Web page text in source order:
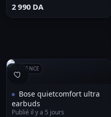
⁦2 990 DA⁩
RÉFÉRENCE
Bose quietcomfort ultra
earbuds
Publié il y a 5 jours